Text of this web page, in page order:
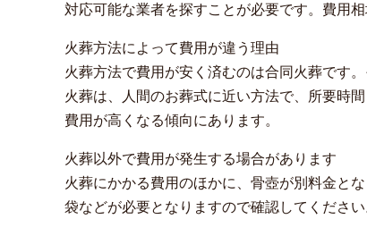
対応可能な業者を探すことが必要です。費用
火葬方法によって費用が違う理由
火葬方法で費用が安く済むのは合同火葬です
火葬は、人間のお葬式に近い方法で、所要時
費用が高くなる傾向にあります。
火葬以外で費用が発生する場合があります
火葬にかかる費用のほかに、骨壺が別料金と
袋などが必要となりますので確認してくださ